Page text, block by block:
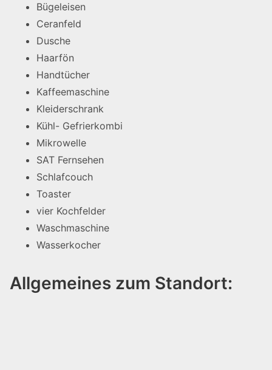
Bügeleisen
Ceranfeld
Dusche
Haarfön
Handtücher
Kaffeemaschine
Kleiderschrank
Kühl- Gefrierkombi
Mikrowelle
SAT Fernsehen
Schlafcouch
Toaster
vier Kochfelder
Waschmaschine
Wasserkocher
Allgemeines zum Standort: